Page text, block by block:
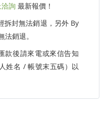
詢 最新報價！
拆封無法銷退，另外 By
銷退。
款後請來電或來信告知
姓名 / 帳號末五碼）以